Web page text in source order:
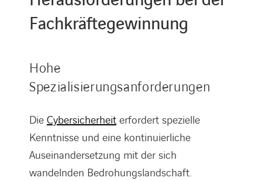
Fachkräftegewinnung
Hohe
Spezialisierungsanforderungen
Die Cybersicherheit erfordert spezielle
Kenntnisse und eine kontinuierliche
Auseinandersetzung mit der sich
wandelnden Bedrohungslandschaft.